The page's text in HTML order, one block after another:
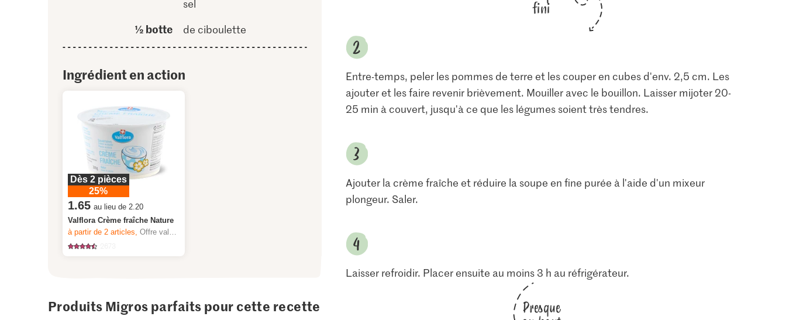
sel
½ botte de ciboulette
Ingrédient en action
Dès 2 pièces
25%
1.65 au lieu de 2.20
Valflora Crème fraîche Nature
à partir de 2 articles, Offre valable du 6.8 au 12.8.2026, jusqu’à épuisement du stock.
Produits Migros parfaits pour cette recette
fini
Entre-temps, peler les pommes de terre et les couper en cubes d'env. 2,5 cm. Les
ajouter et les faire revenir brièvement. Mouiller avec le bouillon. Laisser mijoter 20-
25 min à couvert, jusqu'à ce que les légumes soient très tendres.
Ajouter la crème fraîche et réduire la soupe en fine purée à l'aide d'un mixeur
plongeur. Saler.
Laisser refroidir. Placer ensuite au moins 3 h au réfrigérateur.
Presque